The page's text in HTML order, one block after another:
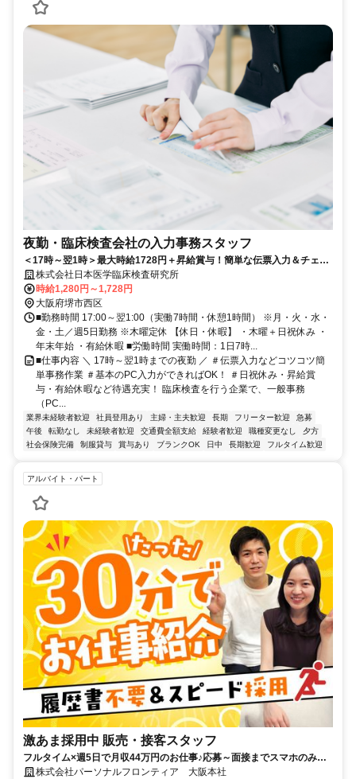
夜勤・臨床検査会社の入力事務スタッフ
＜17時～翌1時＞最大時給1728円＋昇給賞与！簡単な伝票入力＆チェッ
ク作業だから未経験も安心◎
株式会社日本医学臨床検査研究所
時給1,280円～1,728円
大阪府堺市西区
■勤務時間 17:00～翌1:00（実働7時間・休憩1時間） ※月・火・水・
金・土／週5日勤務 ※木曜定休 【休日・休暇】 ・木曜＋日祝休み ・
年末年始 ・有給休暇 ■労働時間 実働時間：1日7時...
■仕事内容 ＼ 17時～翌1時までの夜勤 ／ ＃伝票入力などコツコツ簡
単事務作業 ＃基本のPC入力ができればOK！ ＃日祝休み・昇給賞
与・有給休暇など待遇充実！ 臨床検査を行う企業で、一般事務
（PC...
業界未経験者歓迎 社員登用あり 主婦・主夫歓迎 長期 フリーター歓迎
急募
午後
転勤なし 未経験者歓迎 交通費全額支給 経験者歓迎 職種変更なし
夕方
社会保険完備
制服貸与 賞与あり ブランクOK 日中 長期歓迎 フルタイム歓迎
アルバイト・パート
激あま採用中 販売・接客スタッフ
フルタイム×週5日で月収44万円のお仕事♪応募～面接までスマホのみで
完結！履歴書不要◎
株式会社パーソナルフロンティア 大阪本社